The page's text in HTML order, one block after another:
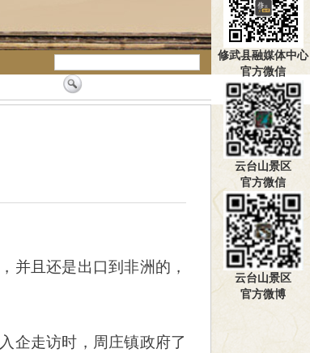
并且还是出口到非洲的，
企走访时，周庄镇政府了
修武县融媒体中心
官方微信
云台山景区
官方微信
云台山景区
官方微博